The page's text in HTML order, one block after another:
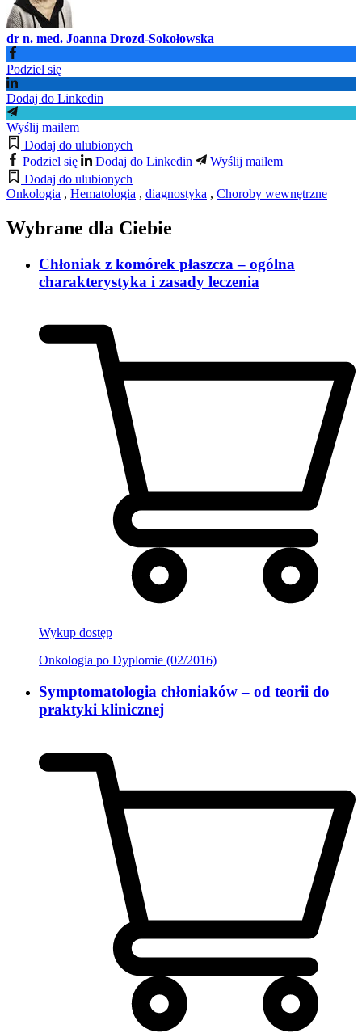
dr n. med. Joanna Drozd-Sokołowska
Podziel się
Dodaj do Linkedin
Wyślij mailem
Dodaj do ulubionych
Podziel się
Dodaj do Linkedin
Wyślij mailem
Dodaj do ulubionych
Onkologia , Hematologia , diagnostyka , Choroby wewnętrzne
Wybrane dla Ciebie
Chłoniak z komórek płaszcza – ogólna
charakterystyka i zasady leczenia
Wykup dostęp
Onkologia po Dyplomie (02/2016)
Symptomatologia chłoniaków – od teorii do
praktyki klinicznej